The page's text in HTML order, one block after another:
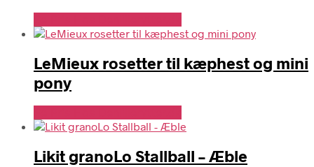
LeMieux rosetter til kæphest og mini
pony
Likit granoLo Stallball – Æble